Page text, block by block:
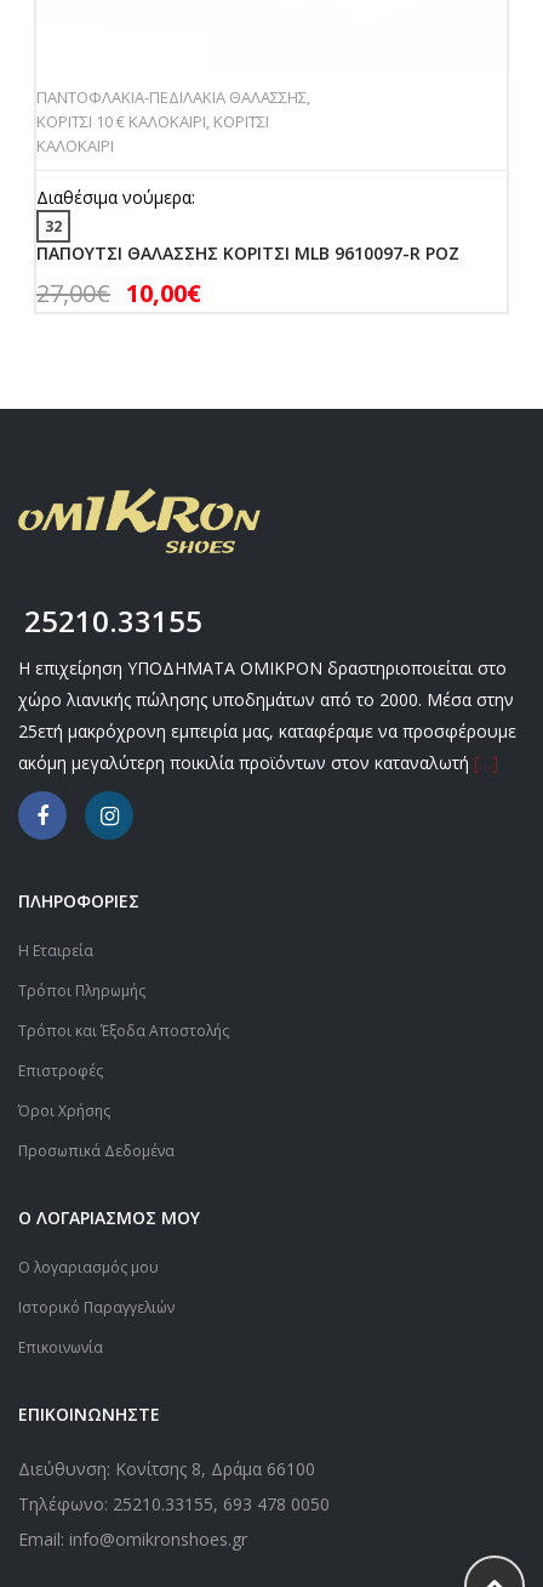
ΠΑΝΤΟΦΛΑΚΙΑ-ΠΕΔΙΛΑΚΙΑ ΘΑΛΑΣΣΗΣ,
ΚΟΡΙΤΣΙ 10 € ΚΑΛΟΚΑΙΡΙ, ΚΟΡΙΤΣΙ
ΚΑΛΟΚΑΙΡΙ
Διαθέσιμα νούμερα:
32
ΠΑΠΟΥΤΣΙ ΘΑΛΑΣΣΗΣ ΚΟΡΙΤΣΙ MLB 9610097-R ΡΟΖ
27,00€ 10,00€
25210.33155
Η επιχείρηση ΥΠΟΔΗΜΑΤΑ ΟΜΙΚΡΟΝ δραστηριοποιείται στο
χώρο λιανικής πώλησης υποδημάτων από το 2000. Μέσα στην
25ετή μακρόχρονη εμπειρία μας, καταφέραμε να προσφέρουμε
ακόμη μεγαλύτερη ποικιλία προϊόντων στον καταναλωτή […]
ΠΛΗΡΟΦΟΡΙΕΣ
Η Εταιρεία
Τρόποι Πληρωμής
Τρόποι και Έξοδα Αποστολής
Επιστροφές
Όροι Χρήσης
Προσωπικά Δεδομένα
Ο ΛΟΓΑΡΙΑΣΜΟΣ ΜΟΥ
Ο λογαριασμός μου
Ιστορικό Παραγγελιών
Επικοινωνία
ΕΠΙΚΟΙΝΩΝΗΣΤΕ
Διεύθυνση: Κονίτσης 8, Δράμα 66100
Τηλέφωνο: 25210.33155, 693 478 0050
Email: info@omikronshoes.gr